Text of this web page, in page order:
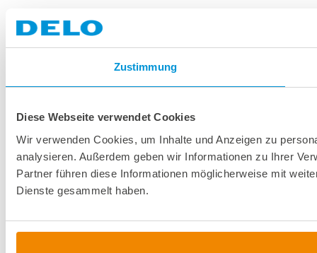
Zustimmung
Diese Webseite verwendet Cookies
Wir verwenden Cookies, um Inhalte und Anzeigen zu
analysieren. Außerdem geben wir Informationen zu Ihrer
Partner führen diese Informationen möglicherweise mit
Dienste gesammelt haben.